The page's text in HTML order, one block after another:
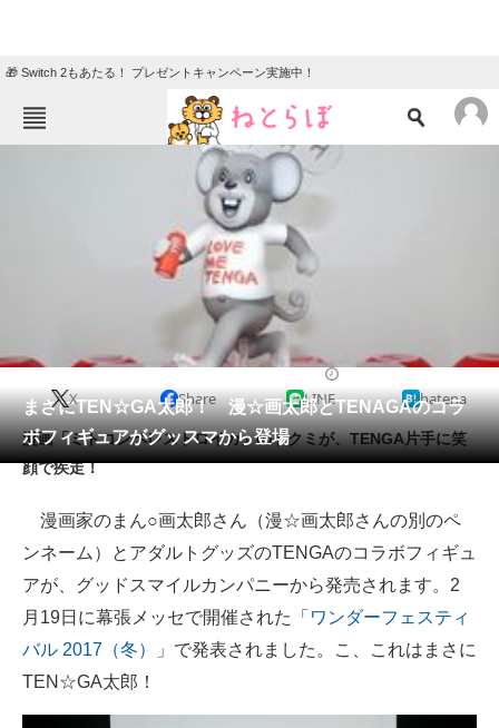
🎁 Switch 2もあたる！ プレゼントキャンペーン実施中！
ニュース
クイズ
地域
教育・育児
動物 リサーチ
会員記事
メディア
ITの今と未来を見通す
スマホと通信の最新トレンド
進化するPCとデバイスの未来
好きが集まる 比べて選べる
まさにTEN☆GA太郎！ 漫☆画太郎とTENAGAのコラ
ボフィギュアがグッスマから登場
X Share LINE hatena
漫画「ミトコンペレストロイカ」のドクミが、TENGA片手に笑
顔で疾走！
漫画家のまん○画太郎さん（漫☆画太郎さんの別のペ
ンネーム）とアダルトグッズのTENGAのコラボフィギュ
アが、グッドスマイルカンパニーから発売されます。2
月19日に幕張メッセで開催された「 ワンダーフェスティ
バル 2017（冬）
」で発表されました。こ、これはまさに
TEN☆GA太郎！